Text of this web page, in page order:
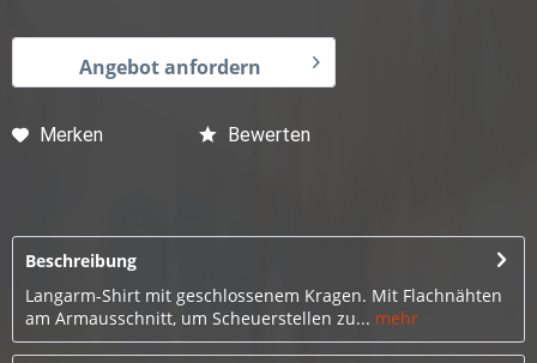
Angebot anfordern
Merken Bewerten
Beschreibung
Langarm-Shirt mit geschlossenem Kragen. Mit Flachnähten
am Armausschnitt, um Scheuerstellen zu... mehr